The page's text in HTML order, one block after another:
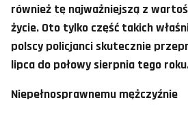
również tę najważniejszą z
życie. Oto tylko część takich
polscy policjanci skutecznie
lipca do połowy sierpnia tego
Niepełnosprawnemu mężczyźnie